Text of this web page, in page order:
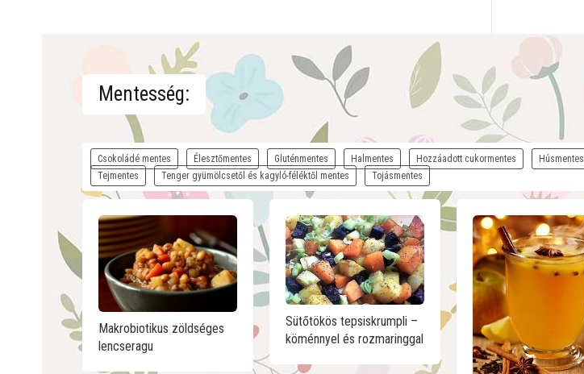
Mentesség:
Csokoládé mentes Élesztőmentes Gluténmentes Halmentes Hozzáadott cukormentes Húsmentes
Tejmentes
Tenger gyümölcsetől és kagyló-féléktől mentes Tojásmentes
Makrobiotikus zöldséges
lencseragu
Sütőtökös tepsiskrumpli –
köménnyel és rozmaringgal